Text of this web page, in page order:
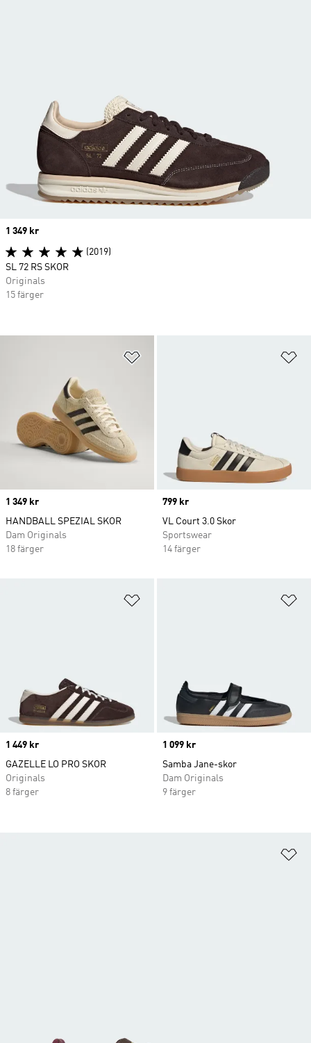
Price
1 349 kr
HANDBALL SPEZIAL SKOR
Dam Originals
18 färger
Price
799 kr
VL Court 3.0 Skor
Sportswear
14 färger
Price
1 449 kr
GAZELLE LO PRO SKOR
Originals
8 färger
Price
1 099 kr
Samba Jane-skor
Dam Originals
9 färger
Price
1 349 kr
(2019)
SL 72 RS SKOR
Originals
15 färger